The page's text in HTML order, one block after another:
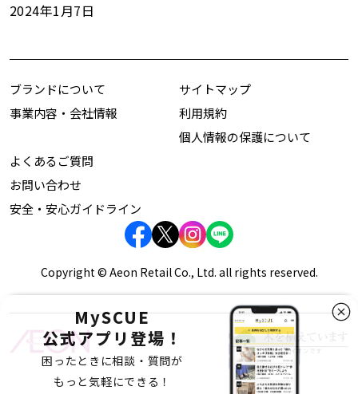
2024年1月7日
MySCUE
公式アプリ登場！
困ったときに相談・質問が
もっと気軽にできる！
ブランドについて
事業内容・会社情報
サイトマップ
利用規約
個人情報の保護について
よくあるご質問
お問い合わせ
安全・安心ガイドライン
Copyright © Aeon Retail Co., Ltd. all rights reserved.